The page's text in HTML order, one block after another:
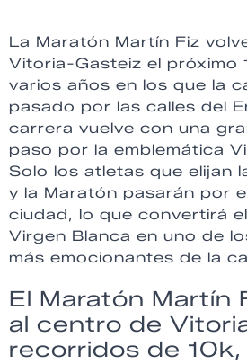
La Maratón Martín Fiz
Vitoria-Gasteiz el próximo
varios años en los que la
pasado por las calles del
carrera vuelve con una
paso por la emblemática
Solo los atletas que elijan
y la Maratón pasarán por
ciudad, lo que convertirá
Virgen Blanca en uno de
más emocionantes de la
El Maratón Martín
al centro de
recorridos de